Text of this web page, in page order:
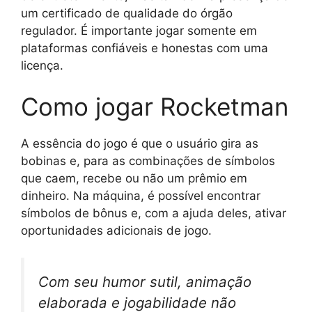
um certificado de qualidade do órgão
regulador. É importante jogar somente em
plataformas confiáveis e honestas com uma
licença.
Como jogar Rocketman
A essência do jogo é que o usuário gira as
bobinas e, para as combinações de símbolos
que caem, recebe ou não um prêmio em
dinheiro. Na máquina, é possível encontrar
símbolos de bônus e, com a ajuda deles, ativar
oportunidades adicionais de jogo.
Com seu humor sutil, animação
elaborada e jogabilidade não